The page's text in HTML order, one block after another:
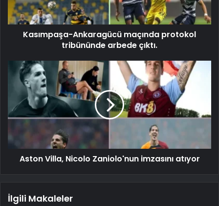
Kasımpaşa-Ankaragücü maçında protokol
tribününde arbede çıktı.
Aston Villa, Nicolo Zaniolo'nun imzasını atıyor
İlgili Makaleler